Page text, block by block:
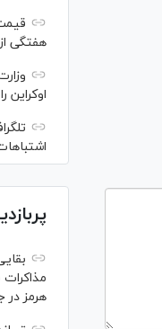
هفتگی از
اوکراین
مذاکرات
هرمز در